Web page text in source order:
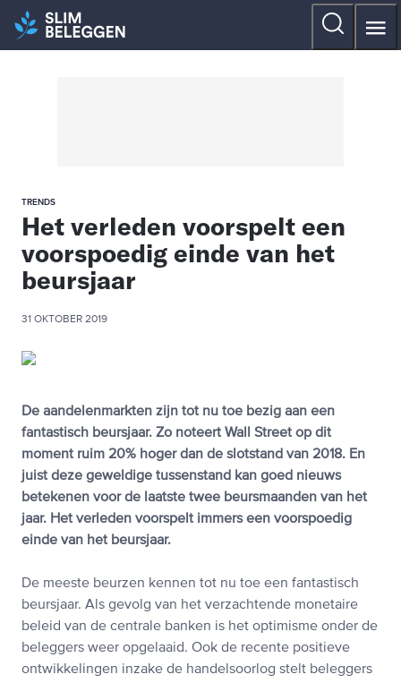
TRENDS
Het verleden voorspelt een
voorspoedig einde van het
beursjaar
31 OKTOBER 2019
De aandelenmarkten zijn tot nu toe bezig aan een
fantastisch beursjaar. Zo noteert Wall Street op dit
moment ruim 20% hoger dan de slotstand van 2018. En
juist deze geweldige tussenstand kan goed nieuws
betekenen voor de laatste twee beursmaanden van het
jaar. Het verleden voorspelt immers een voorspoedig
einde van het beursjaar.
De meeste beurzen kennen tot nu toe een fantastisch
beursjaar. Als gevolg van het verzachtende monetaire
beleid van de centrale banken is het optimisme onder de
beleggers weer opgelaaid. Ook de recente positieve
ontwikkelingen inzake de handelsoorlog stelt beleggers